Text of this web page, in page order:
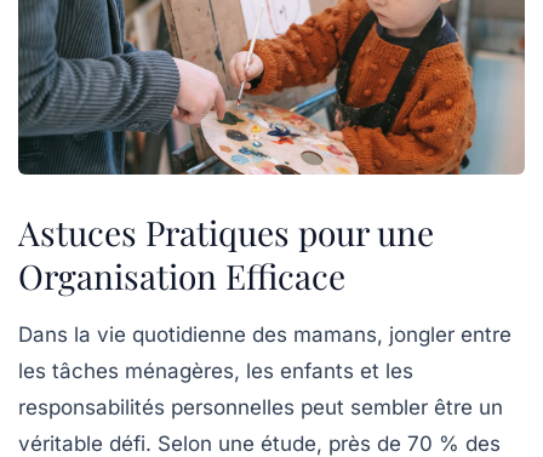
Astuces Pratiques pour une
Organisation Efficace
Dans la vie quotidienne des mamans, jongler entre
les tâches ménagères, les enfants et les
responsabilités personnelles peut sembler être un
véritable défi. Selon une étude, près de 70 % des